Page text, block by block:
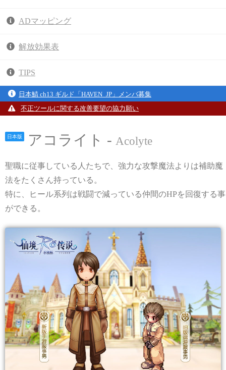
ADマッピング
解放効果表
TIPS
日本鯖 ch13 ギルド「HAVEN_JP」メンバ募集
不正ツールに関する改善要望の協力願い
日本版 アコライト - Acolyte
聖職に従事している人たちで、強力な攻撃魔法よりは補助魔
法をたくさん持っている。
特に、ヒール系列は戦闘で減っている仲間のHPを回復する事
ができる。